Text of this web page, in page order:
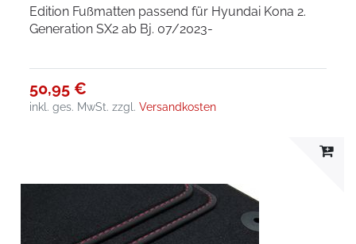
Edition Fußmatten passend für Hyundai Kona 2.
Generation SX2 ab Bj. 07/2023-
50,95 €
inkl. ges. MwSt. zzgl.Versandkosten